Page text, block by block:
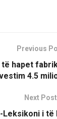
Previous
të hapet
4.5
Next Post
Leksikoni i